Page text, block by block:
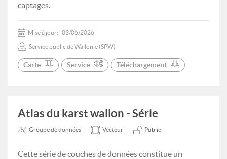
captages.
Mise à jour: 03/06/2026
Service public de Wallonie (SPW)
Carte Service Téléchargement
Atlas du karst wallon - Série
Groupe de données Vecteur Public
Cette série de couches de données constitue un